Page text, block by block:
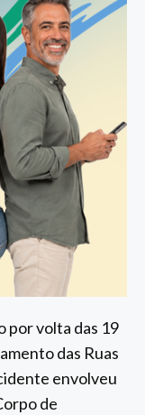
por volta das 19
das Ruas
envolveu
de